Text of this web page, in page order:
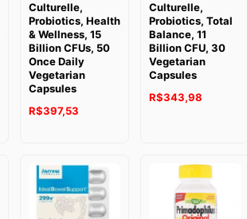
Culturelle,
Probiotics, Health
& Wellness, 15
Billion CFUs, 50
Once Daily
Vegetarian
Capsules
R$397,53
Culturelle,
Probiotics, Total
Balance, 11
Billion CFU, 30
Vegetarian
Capsules
R$343,98